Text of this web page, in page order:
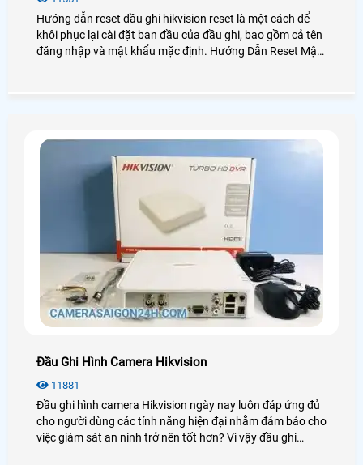
Hướng dẫn reset đầu ghi hikvision reset là một cách để
khôi phục lại cài đặt ban đầu của đầu ghi, bao gồm cả tên
đăng nhập và mật khẩu mặc định. Hướng Dẫn Reset Mật
Đầu Ghi Hình Camera Hikvision
11881
Đầu ghi hình camera Hikvision ngày nay luôn đáp ứng đủ
cho người dùng các tính năng hiện đại nhằm đảm bảo cho
việc giám sát an ninh trở nên tốt hơn? Vì vậy đầu ghi